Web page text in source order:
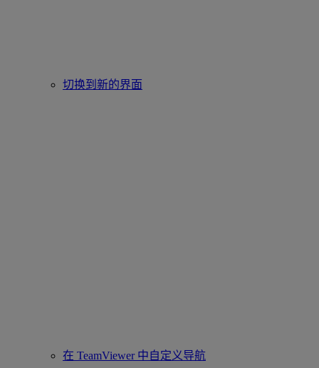
切换到新的界面
在 TeamViewer 中自定义导航